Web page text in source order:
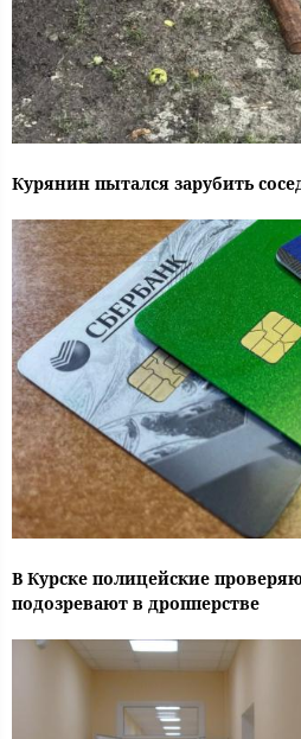
Курянин пытался зарубить
В Курске полицейские
подозревают в дропперстве